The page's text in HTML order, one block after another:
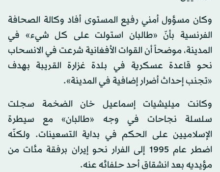
وكان مسؤول أمني رفيع المستوى أفاد وكالة الصحافة
الفرنسية بأنّ «طالبان استولت على كل شيء» في
المدينة، موضحاً أن القوات الأفغانية شرعت في الانسحاب
نحو قاعدة عسكرية في بلدة غزارة القريبة بهدف
«تجنب إحداث أضرار إضافية في المدينة».
وكانت ميليشيات إسماعيل خان الضخمة سجلت
سلسلة نجاحات في وجه «طالبان» مع سيطرة
الإسلاميين على الحكم في بداية التسعينات. ولكنّه
اضطر عام 1995 إلى الفرار نحو إيران برفقة مئات من
مؤيديه بعد انشقاق أحد حلفائه عنه.